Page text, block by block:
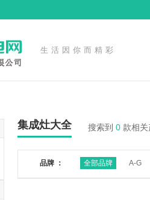
生活因你而精彩
集成灶大全 搜索到 0 款相关
品牌 ： 全部品牌 A-G